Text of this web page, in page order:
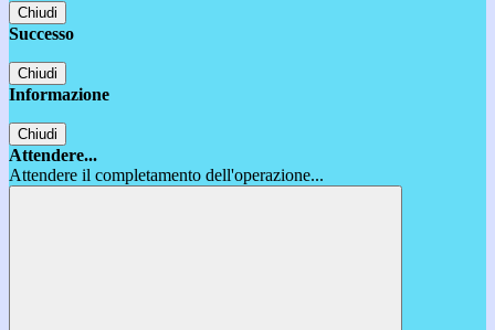
Chiudi
Successo
Chiudi
Informazione
Chiudi
Attendere...
Attendere il completamento dell'operazione...